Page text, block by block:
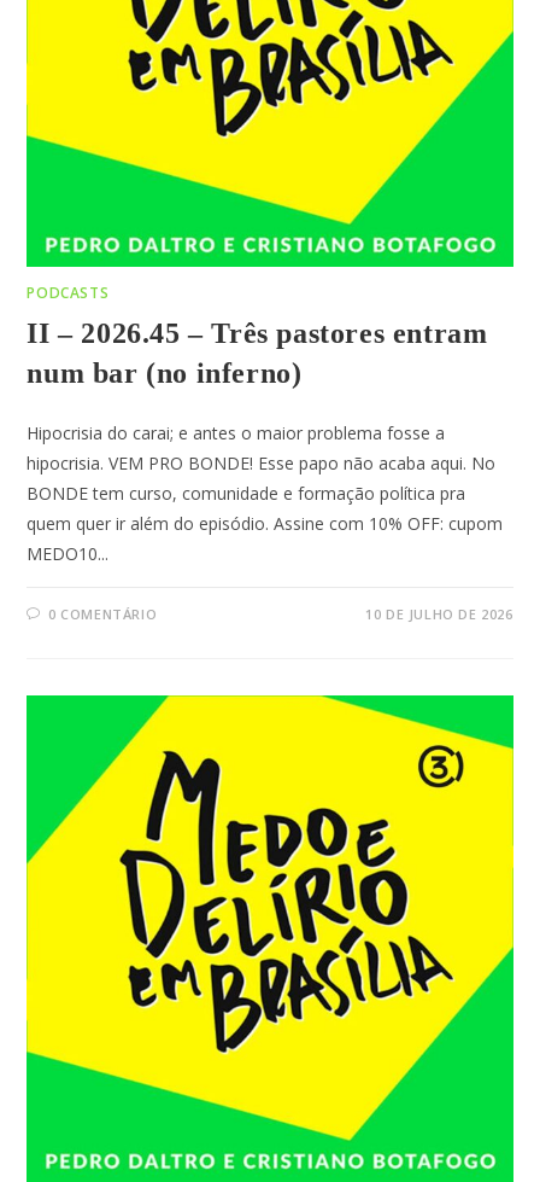
PODCASTS
II – 2026.45 – Três pastores entram
num bar (no inferno)
Hipocrisia do carai; e antes o maior problema fosse a
hipocrisia. VEM PRO BONDE! Esse papo não acaba aqui. No
BONDE tem curso, comunidade e formação política pra
quem quer ir além do episódio. Assine com 10% OFF: cupom
MEDO10...
0 COMENTÁRIO 10 DE JULHO DE 2026